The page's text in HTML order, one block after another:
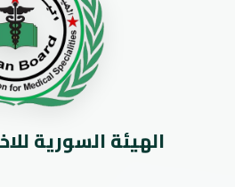
الهيئة السورية